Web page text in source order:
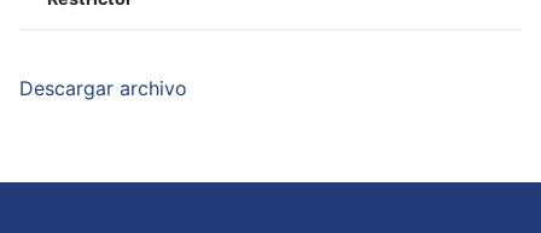
Descargar archivo